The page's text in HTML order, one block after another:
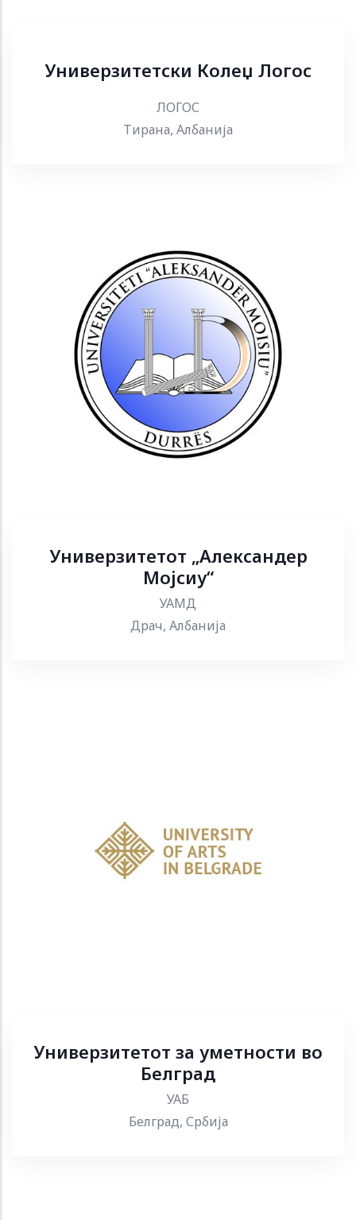
Универзитетски Колеџ Логос
ЛОГОС
Тирана, Албанија
Универзитетот „Александер
Мојсиу“
УАМД
Драч, Албанија
Универзитетот за уметности во
Белград
УАБ
Белград, Србија